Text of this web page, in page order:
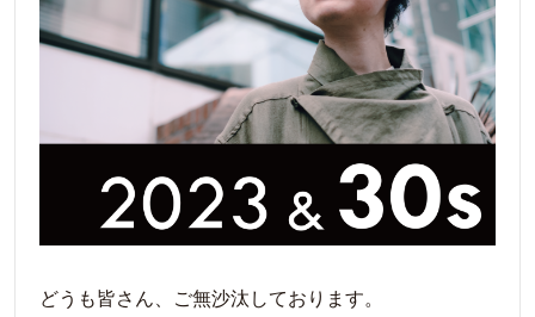
どうも皆さん、ご無沙汰しております。